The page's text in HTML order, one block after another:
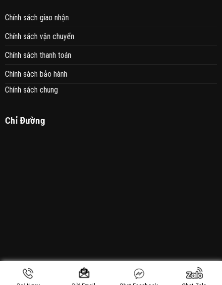
Chính sách giao nhận
Chính sách vận chuyển
Chính sách thanh toán
Chính sách bảo hành
Chính sách chung
Chỉ Đường
Copyright 2021 © Sơn Sửa Nhà 24h - Thiết Kế Bởi: MANHAN.VN